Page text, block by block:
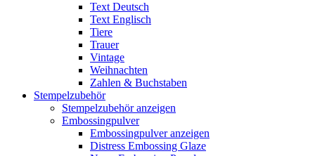
Text Deutsch
Text Englisch
Tiere
Trauer
Vintage
Weihnachten
Zahlen & Buchstaben
Stempelzubehör
Stempelzubehör anzeigen
Embossingpulver
Embossingpulver anzeigen
Distress Embossing Glaze